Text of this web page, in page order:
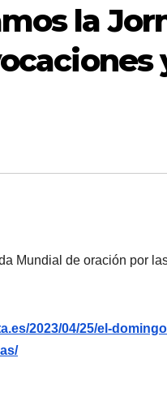
la
Mundial de oración por
2023/04/25/el-